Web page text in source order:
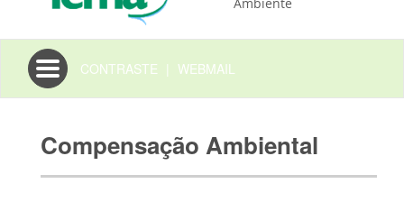
Toggle
navigation
CONTRASTE | WEBMAIL
Compensação Ambiental